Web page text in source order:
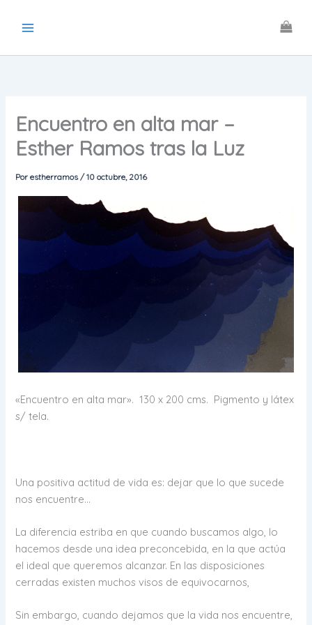
Encuentro en alta mar –
Esther Ramos tras la Luz
Porestherramos/10 octubre, 2016
«Encuentro en alta mar». 130 x 200 cms. Pigmento y látex
s/ tela.
Una positiva actitud de vida es: dejar que lo que sucede
nos encuentre…
La diferencia estriba en que cuando buscamos algo, lo
hacemos desde una idea preconcebida, en la que actúa
el ideal que queremos alcanzar. En las disposiciones
cerradas existen muchos visos de equivocarnos,
Sin embargo, cuando dejamos que la vida nos encuentre,